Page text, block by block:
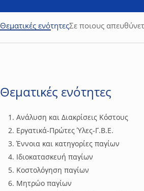
Θεματικές ενότητεςΣε ποιους
Θεματικές ενότητες
Ανάλυση και Διακρίσεις Κόστους
Εργατικά-Πρώτες Ύλες-Γ.Β.Ε.
Έννοια και κατηγορίες παγίων
Ιδιοκατασκευή παγίων
Κοστολόγηση παγίων
Μητρώο παγίων